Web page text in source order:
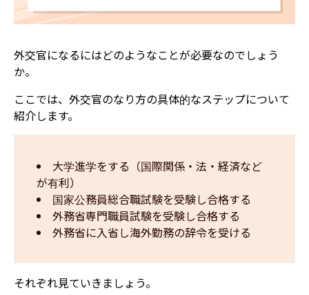
外交官になるにはどのようなことが必要なのでしょう
か。
ここでは、外交官のなり方の具体的なステップについて
紹介します。
大学進学をする（国際関係・法・経済など
が有利）
国家公務員総合職試験を受験し合格する
外務省専門職員試験を受験し合格する
外務省に入省し海外勤務の辞令を受ける
それぞれ見ていきましょう。